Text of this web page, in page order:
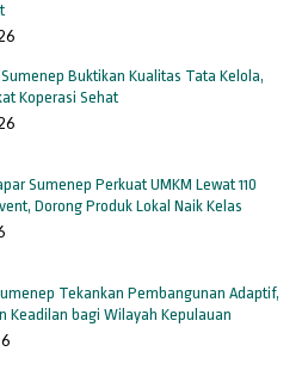
Sumenep Buktikan Kualitas Tata Kelola,
Koperasi Sehat
Sumenep Perkuat UMKM Lewat 110
Dorong Produk Lokal Naik Kelas
Tekankan Pembangunan Adaptif,
Keadilan bagi Wilayah Kepulauan